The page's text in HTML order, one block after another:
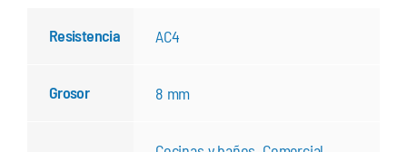
Resistencia AC4
Grosor 8 mm